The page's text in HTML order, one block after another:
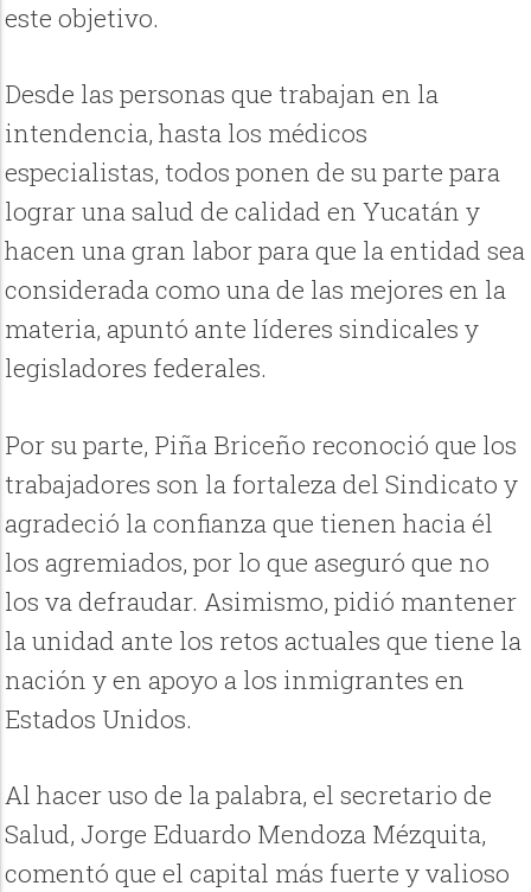
este objetivo.
Desde las personas que trabajan en la
intendencia, hasta los médicos
especialistas, todos ponen de su parte para
lograr una salud de calidad en Yucatán y
hacen una gran labor para que la entidad sea
considerada como una de las mejores en la
materia, apuntó ante líderes sindicales y
legisladores federales.
Por su parte, Piña Briceño reconoció que los
trabajadores son la fortaleza del Sindicato y
agradeció la confianza que tienen hacia él
los agremiados, por lo que aseguró que no
los va defraudar. Asimismo, pidió mantener
la unidad ante los retos actuales que tiene la
nación y en apoyo a los inmigrantes en
Estados Unidos.
Al hacer uso de la palabra, el secretario de
Salud, Jorge Eduardo Mendoza Mézquita,
comentó que el capital más fuerte y valioso